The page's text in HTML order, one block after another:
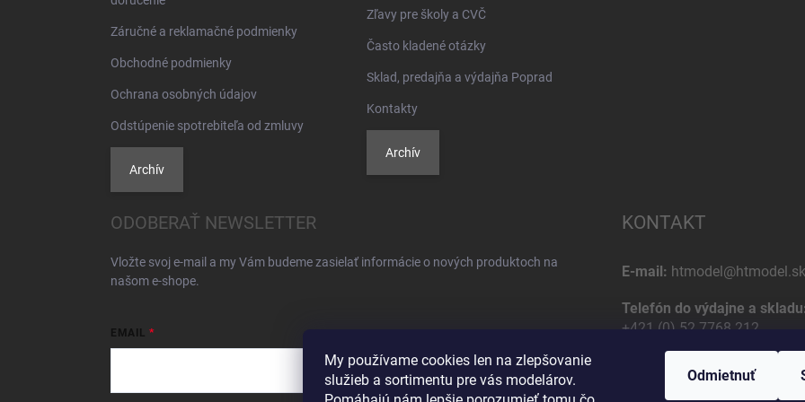
My používame cookies len na zlepšovanie
služieb a sortimentu pre vás modelárov.
Odmietnuť
Záručné a reklamačné podmienky
Obchodné podmienky
Ochrana osobných údajov
Odstúpenie spotrebiteľa od zmluvy
Archív
Zľavy pre školy a CVČ
Často kladené otázky
Sklad, predajňa a výdajňa Poprad
Kontakty
Archív
ODOBERAŤ NEWSLETTER
Vložte svoj e-mail a my Vám budeme zasielať informácie o nových produktoch na
našom e-shope.
EMAIL
KONTAKT
E-mail: htmodel@htmodel.sk
Telefón do výdajne a
+421 (0) 52 7768 212